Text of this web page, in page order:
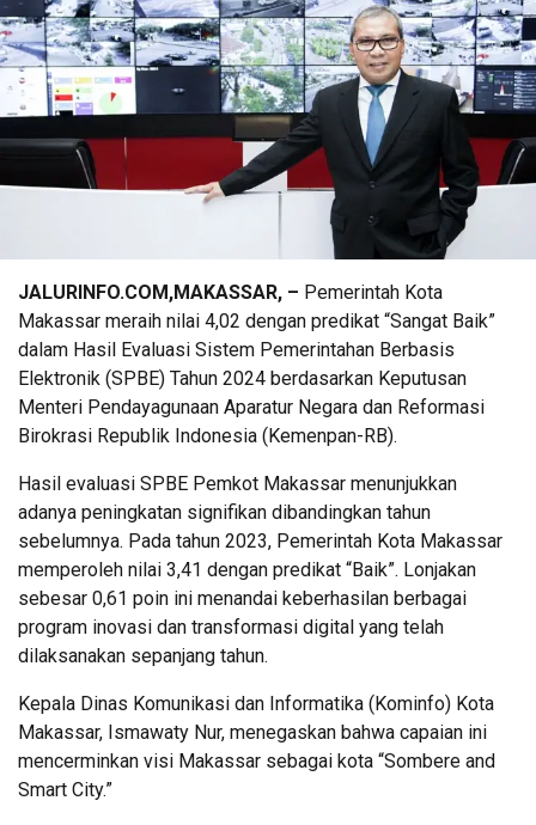
JALURINFO.COM,MAKASSAR, – Pemerintah Kota
Makassar meraih nilai 4,02 dengan predikat “Sangat Baik”
dalam Hasil Evaluasi Sistem Pemerintahan Berbasis
Elektronik (SPBE) Tahun 2024 berdasarkan Keputusan
Menteri Pendayagunaan Aparatur Negara dan Reformasi
Birokrasi Republik Indonesia (Kemenpan-RB).
Hasil evaluasi SPBE Pemkot Makassar menunjukkan
adanya peningkatan signifikan dibandingkan tahun
sebelumnya. Pada tahun 2023, Pemerintah Kota Makassar
memperoleh nilai 3,41 dengan predikat “Baik”. Lonjakan
sebesar 0,61 poin ini menandai keberhasilan berbagai
program inovasi dan transformasi digital yang telah
dilaksanakan sepanjang tahun.
Kepala Dinas Komunikasi dan Informatika (Kominfo) Kota
Makassar, Ismawaty Nur, menegaskan bahwa capaian ini
mencerminkan visi Makassar sebagai kota “Sombere and
Smart City.”